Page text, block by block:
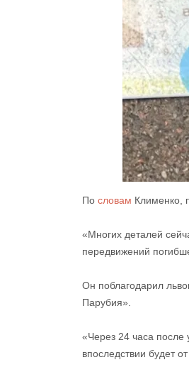
По словам Клименко,
«Многих деталей
передвижений
Он поблагодарил
Парубия».
«Через 24 часа после
впоследствии будет